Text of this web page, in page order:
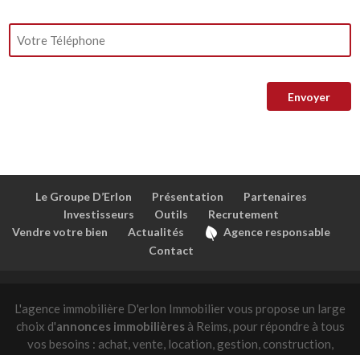
Le Groupe D’Erlon Présentation
Partenaires
Investisseurs
Outils
Recrutement
Vendre votre bien
Actualités
Agence responsable
Contact
L'agence immobilière D'erlon Immobilier vous propose un large
choix d'annonces immobilièresà Reims, pour répondre à tous
vos besoins : achat, vente, location, gestion, construction,